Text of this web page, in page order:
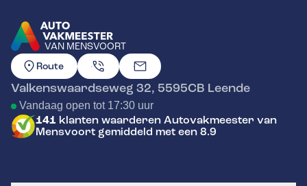
VAN MENSVOORT
GA NAAR DE HOMEPAGINA
Route
Valkenswaardseweg 32, 5595CB Leende
Vandaag open tot 17:30 uur
141 klanten waarderen Autovakmeester van
Mensvoort gemiddeld met een 8.9